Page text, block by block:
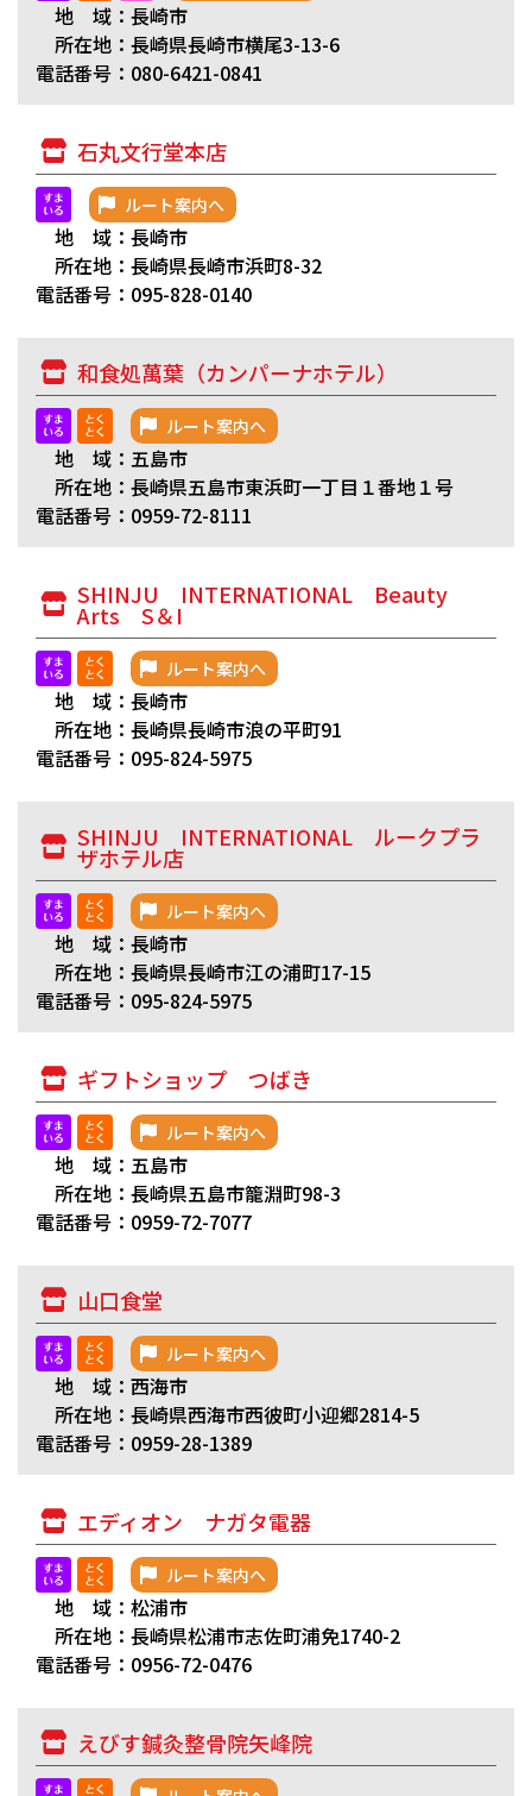
地 域：長崎市
所在地：長崎県長崎市横尾3-13-6
電話番号：080-6421-0841
石丸文行堂本店
ルート案内へ
地 域：長崎市
所在地：長崎県長崎市浜町8-32
電話番号：095-828-0140
和食処萬葉（カンパーナホテル）
ルート案内へ
地 域：五島市
所在地：長崎県五島市東浜町一丁目１番地１号
電話番号：0959-72-8111
SHINJU INTERNATIONAL Beauty
Arts S＆I
ルート案内へ
地 域：長崎市
所在地：長崎県長崎市浪の平町91
電話番号：095-824-5975
SHINJU INTERNATIONAL ルークプラ
ザホテル店
ルート案内へ
地 域：長崎市
所在地：長崎県長崎市江の浦町17-15
電話番号：095-824-5975
ギフトショップ つばき
ルート案内へ
地 域：五島市
所在地：長崎県五島市籠淵町98-3
電話番号：0959-72-7077
山口食堂
ルート案内へ
地 域：西海市
所在地：長崎県西海市西彼町小迎郷2814-5
電話番号：0959-28-1389
エディオン ナガタ電器
ルート案内へ
地 域：松浦市
所在地：長崎県松浦市志佐町浦免1740-2
電話番号：0956-72-0476
えびす鍼灸整骨院矢峰院